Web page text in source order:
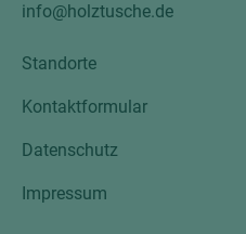
info@holztusche.de
Standorte
Kontaktformular
Datenschutz
Impressum